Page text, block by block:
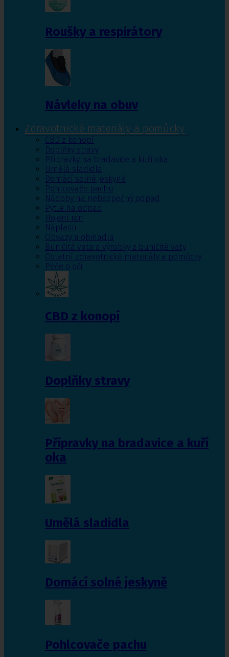
Roušky a respirátory
Návleky na obuv
Zdravotnické materiály a pomůcky
CBD z konopí
Doplňky stravy
Přípravky na bradavice a kuří oka
Umělá sladidla
Domácí solné jeskyně
Pohlcovače pachu
Nádoby na nebezpečný odpad
Pytle na odpad
Hojení ran
Náplasti
Obvazy a obinadla
Buničitá vata a výrobky z buničité vaty
Ostatní zdravotnické materiály a pomůcky
Péče o oči
CBD z konopí
Doplňky stravy
Přípravky na bradavice a kuří
oka
Umělá sladidla
Domácí solné jeskyně
Pohlcovače pachu